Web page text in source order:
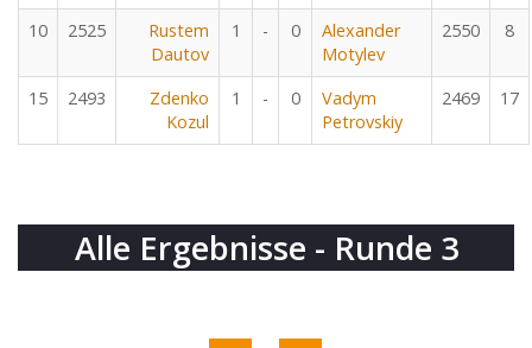
10 2525
Rustem
Dautov
1 - 0
Alexander
Motylev
2550 8
15 2493
Zdenko
Kozul
1 - 0
Vadym
Petrovskiy
2469 17
Alle Ergebnisse - Runde 3